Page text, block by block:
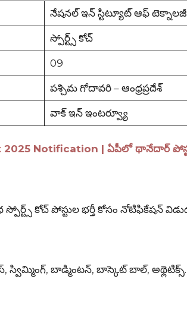
నేషనల్ ఇన్ స్టిట్యూట్ ఆఫ్ టెక్నాలజీ
స్పోర్ట్స్ కోచ్
09
పశ్చిమ గోదావరి – ఆంధ్రప్రదేశ్
వాక్ ఇన్ ఇంటర్వ్యూ
2025 Notification | ఏపీలో థానేదార్
కోచ్ పోస్టుల భర్తీ కోసం నోటిఫికేషన్
స్విమ్మింగ్, బాడ్మింటన్, బాస్కెట్ బాల్, అథ్లెటిక్స్.